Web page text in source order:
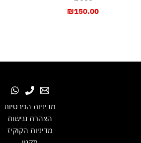
₪150.00
מדיניות הפרטיות
הצהרת נגישות
מדיניות הקוקיז